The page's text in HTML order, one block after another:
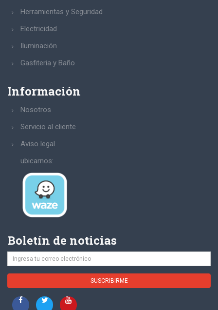
Herramientas y Seguridad
Electricidad
Iluminación
Gasfiteria y Baño
Información
Nosotros
Servicio al cliente
Aviso legal
ubicarnos:
Boletín de noticias